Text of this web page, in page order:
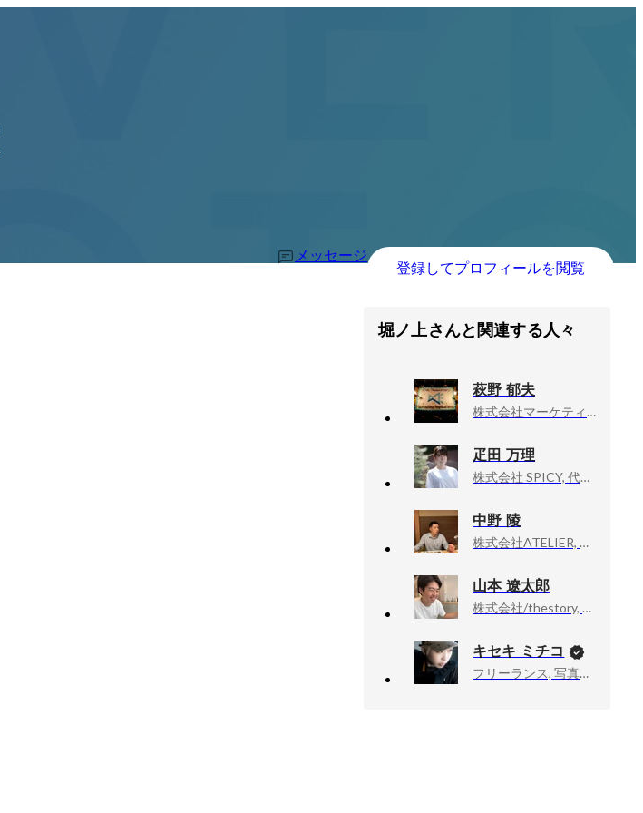
メッセージ
登録してプロフィールを閲覧
堀ノ上さんと関連する人々
萩野 郁夫
株式会社マーケティングアプリケーションズ, 代表取締役
疋田 万理
株式会社 SPICY, 代表取締役
中野 陵
株式会社ATELIER, CEO
山本 遼太郎
株式会社/thestory, 共同代表
キセキ ミチコ
フリーランス, 写真家、ドキュメンタリーカメラマン